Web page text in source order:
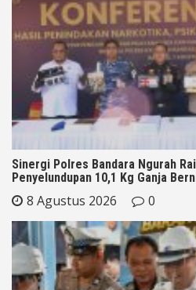
Sinergi Polres Bandara Ngurah
Penyelundupan 10,1 Kg Ganja
8 Agustus 2026 0